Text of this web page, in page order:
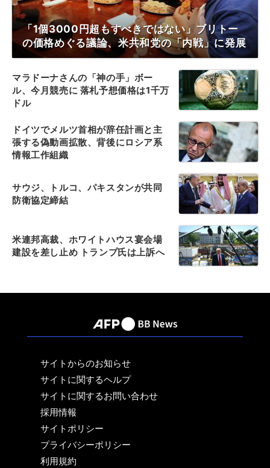
「1個3000円超もすべきではない」ブリトー
の価格めぐる議論、米共和党の「内戦」に発展
マラドーナさんの「神の手」ボー
ル、今月競売に 落札予想価格は1千万
ドル
ドイツでメルツ首相が辞任計画と主
張する偽動画拡散、背後にロシア系
情報工作組織
サウジ、トルコ、パキスタンが共同
防衛協定締結
米連邦高裁、ホワイトハウス宴会場
建設を差し止め トランプ氏は上訴へ
サイトからのお知らせ
サイトに関するヘルプ
サイトに関するお問い合わせ
採用情報
サイトポリシー
プライバシーポリシー
利用規約